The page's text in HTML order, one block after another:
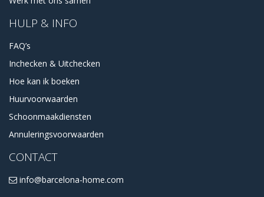
HULP & INFO
FAQ’s
Inchecken & Uitchecken
Hoe kan ik boeken
Huurvoorwaarden
Schoonmaakdiensten
Annuleringsvoorwaarden
CONTACT
info@barcelona-home.com